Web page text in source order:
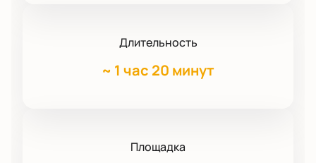
Длительность
~ 1 час 20 минут
Площадка